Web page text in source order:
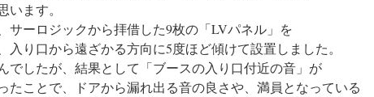
います。
サーロジックから拝借した9枚の「LVパネル」を
入り口から遠ざかる方向に5度ほど傾けて設置しました。
でしたが、結果として「ブースの入り口付近の音」が
たことで、ドアから漏れ出る音の良さや、満員となっている